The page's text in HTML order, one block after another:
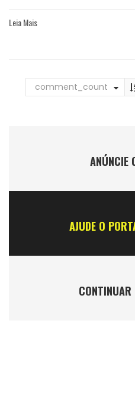
Leia Mais
comment_count
ANÚNCIE
AJUDE O
CONTINUAR